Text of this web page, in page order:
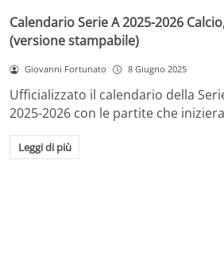
Calendario Serie A 2025-2026
(versione stampabile)
Giovanni Fortunato 8 Giugno 2025
Ufficializzato il calendario della
2025-2026 con le partite che
Leggi di più